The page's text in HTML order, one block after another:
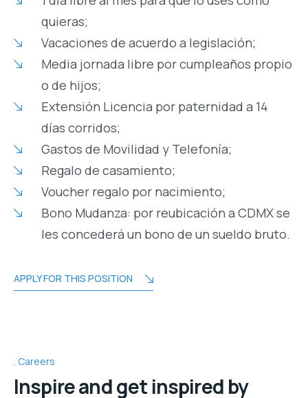
quieras;
Vacaciones de acuerdo a legislación;
Media jornada libre por cumpleaños propio
o de hijos;
Extensión Licencia por paternidad a 14
días corridos;
Gastos de Movilidad y Telefonía;
Regalo de casamiento;
Voucher regalo por nacimiento;
Bono Mudanza: por reubicación a CDMX se
les concederá un bono de un sueldo bruto.
APPLY FOR THIS POSITION
Careers
Inspire and get inspired by